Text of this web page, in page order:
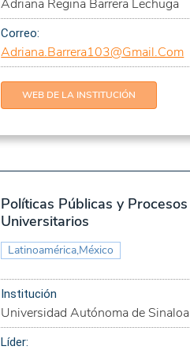
Adriana Regina Barrera Lechuga
Correo:
Adriana.Barrera103@Gmail.Com
WEB DE LA INSTITUCIÓN
Políticas Públicas y Procesos
Universitarios
Latinoamérica,México
Institución
Universidad Autónoma de Sinaloa
Líder: